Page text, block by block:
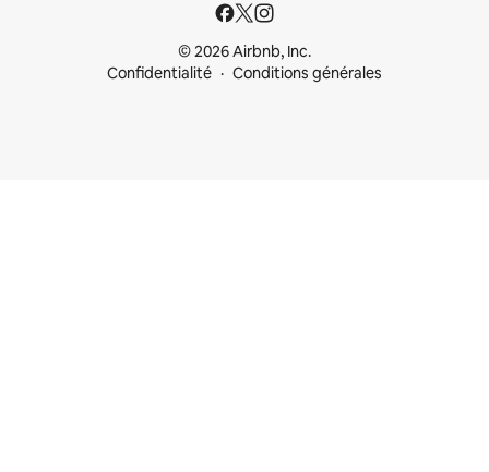
© 2026 Airbnb, Inc.
Confidentialité
Conditions générales